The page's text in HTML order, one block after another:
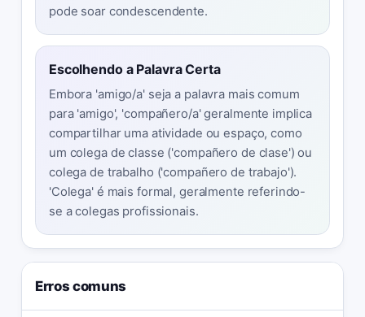
pode soar condescendente.
Escolhendo a Palavra Certa
Embora 'amigo/a' seja a palavra mais comum
para 'amigo', 'compañero/a' geralmente implica
compartilhar uma atividade ou espaço, como
um colega de classe ('compañero de clase') ou
colega de trabalho ('compañero de trabajo').
'Colega' é mais formal, geralmente referindo-
se a colegas profissionais.
Erros comuns